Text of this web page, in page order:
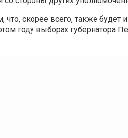
что, скорее всего, также будет
году выборах губернатора